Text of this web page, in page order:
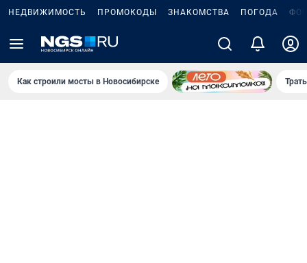
НЕДВИЖИМОСТЬ ПРОМОКОДЫ ЗНАКОМСТВА ПОГОДА
Как строили мосты в Новосибирске